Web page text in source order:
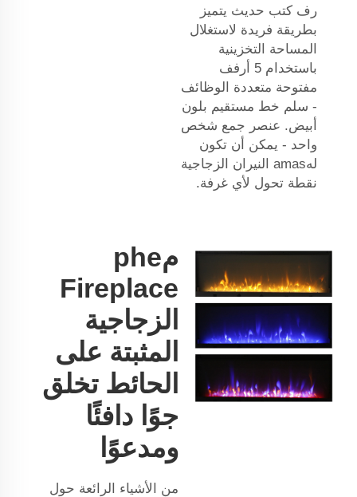
رف كتب حديث يتميز
بطريقة فريدة لاستغلال
المساحة التخزينية
باستخدام 5 أرفف
مفتوحة متعددة الوظائف
- سلم خط مستقيم بلون
أبيض. عنصر جمع شخص
واحد - يمكن أن تكون
لهamas النيران الزجاجية
نقطة تحول لأي غرفة.
مphe
Fireplace
الزجاجية
المثبتة على
الحائط تخلق
جوًا دافئًا
ومدعوًا
من الأشياء الرائعة حول